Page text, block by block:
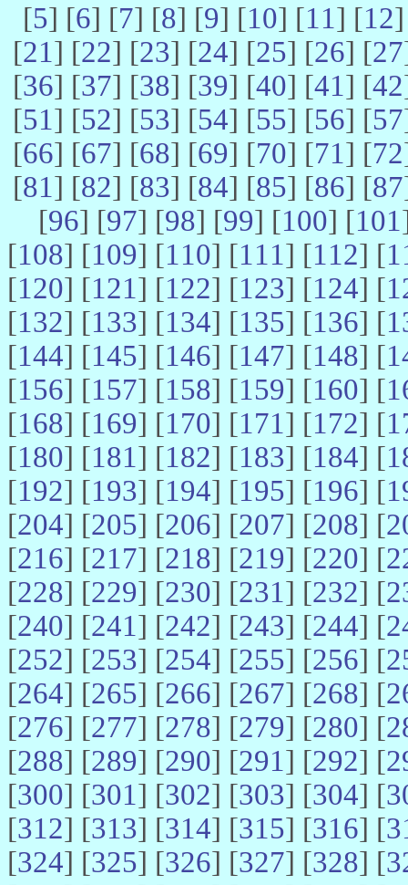
[5] [6] [7] [8] [9] [10] [11] [12
[21] [22] [23] [24] [25] [26] [27
[36] [37] [38] [39] [40] [41] [42
[51] [52] [53] [54] [55] [56] [57
[66] [67] [68] [69] [70] [71] [72
[81] [82] [83] [84] [85] [86] [87
[96] [97] [98] [99] [100] [101
[108] [109] [110] [111] [112] [
[120] [121] [122] [123] [124] [
[132] [133] [134] [135] [136] [
[144] [145] [146] [147] [148] [
[156] [157] [158] [159] [160] [
[168] [169] [170] [171] [172] [
[180] [181] [182] [183] [184] [
[192] [193] [194] [195] [196] [
[204] [205] [206] [207] [208] [
[216] [217] [218] [219] [220] [
[228] [229] [230] [231] [232] [
[240] [241] [242] [243] [244] [
[252] [253] [254] [255] [256] [
[264] [265] [266] [267] [268] [
[276] [277] [278] [279] [280] [
[288] [289] [290] [291] [292] [
[300] [301] [302] [303] [304] [
[312] [313] [314] [315] [316] [
[324] [325] [326] [327] [328] [